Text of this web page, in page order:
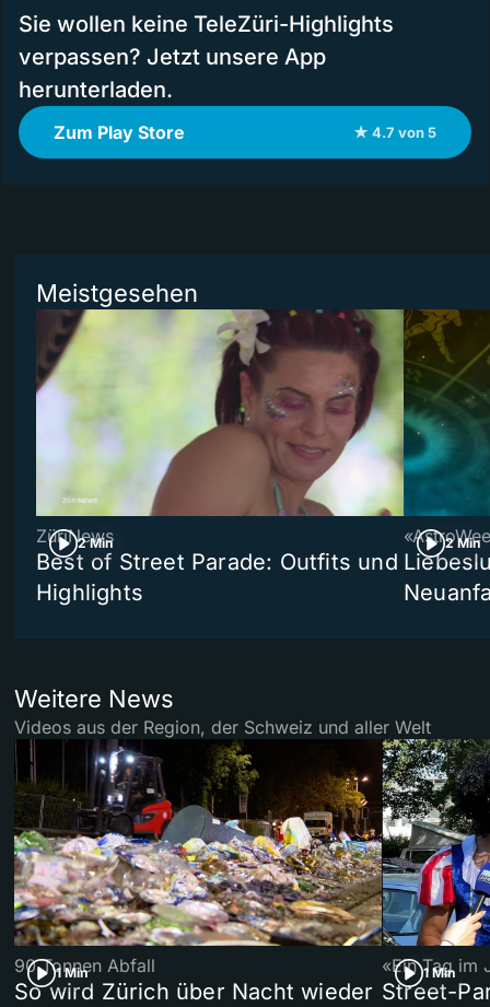
Sie wollen keine TeleZüri-Highlights
verpassen? Jetzt unsere App
herunterladen.
Zum Play Store ★ 4.7 von 5
Meistgesehen
2 Min
ZüriNews
Best of Street Parade: Outfits und
Highlights
2 Min
Weitere News
Videos aus der Region, der Schweiz und aller Welt
1 Min
90 Tonnen Abfall
So wird Zürich über Nacht wieder
1 Min
«Ein Tag im
Street-